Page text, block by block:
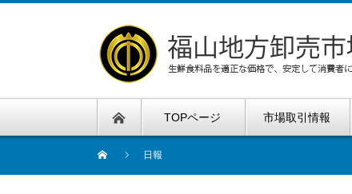
TOPページ 市場取引情報
日報